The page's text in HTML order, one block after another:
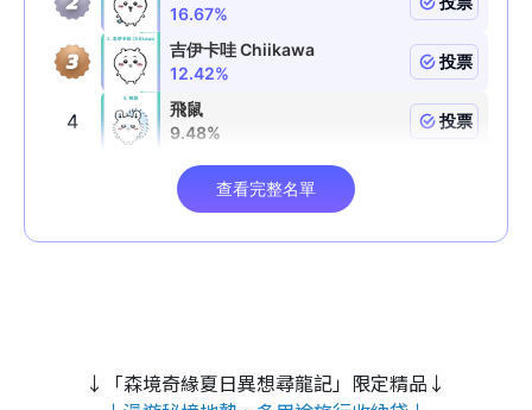
↓「森境奇緣夏日異想尋龍記」限定精品↓